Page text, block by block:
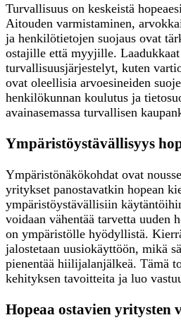
Turvallisuus on keskeistä
Aitouden varmistaminen,
ja henkilötietojen suojaus ovat
ostajille että myyjille. Laadukkaat
turvallisuusjärjestelyt, kuten
ovat oleellisia arvoesineiden
henkilökunnan koulutus ja
avainasemassa turvallisen
Ympäristöystävällisyys
Ympäristönäkökohdat ovat
yritykset panostavatkin hopean
ympäristöystävällisiin
voidaan vähentää tarvetta uuden
on ympäristölle hyödyllistä.
jalostetaan uusiokäyttöön, mikä
pienentää hiilijalanjälkeä. Tämä
kehityksen tavoitteita ja luo
Hopeaa ostavien yritysten